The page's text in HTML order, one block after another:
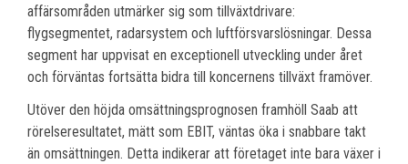
affärsområden utmärker sig som tillväxtdrivare:
flygsegmentet, radarsystem och luftförsvarslösningar. Dessa
segment har uppvisat en exceptionell utveckling under året
och förväntas fortsätta bidra till koncernens tillväxt framöver.
Utöver den höjda omsättningsprognosen framhöll Saab att
rörelseresultatet, mätt som EBIT, väntas öka i snabbare takt
än omsättningen. Detta indikerar att företaget inte bara växer i